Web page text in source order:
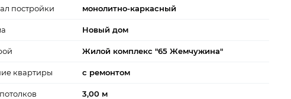
постройки монолитно-каркасный
Новый дом
Жилой комплекс "65 Жемчужина"
квартиры с ремонтом
3,00 м